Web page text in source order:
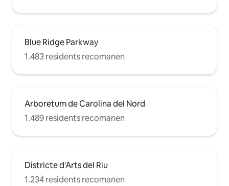
Blue Ridge Parkway
1.483 residents recomanen
Arboretum de Carolina del Nord
1.489 residents recomanen
Districte d'Arts del Riu
1.234 residents recomanen